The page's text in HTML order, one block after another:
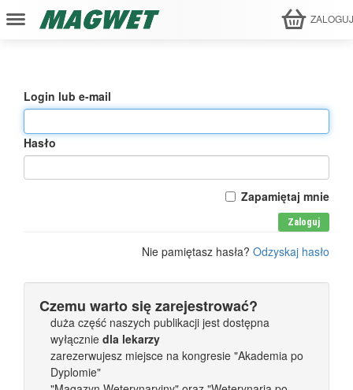
Login lub e-mail
Hasło
Zapamiętaj mnie
Zaloguj
Nie pamiętasz hasła? Odzyskaj hasło
Czemu warto się zarejestrować?
duża część naszych publikacji jest dostępna
wyłącznie dla lekarzy
zarezerwujesz miejsce na kongresie "Akademia po
Dyplomie"